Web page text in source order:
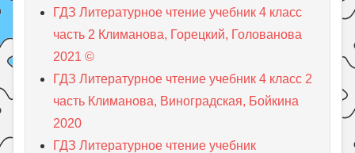
ГДЗ Литературное чтение учебник 4 класс
часть 2 Климанова, Горецкий, Голованова
2021 ©
ГДЗ Литературное чтение учебник 4 класс 2
часть Климанова, Виноградская, Бойкина
2020
ГДЗ Литературное чтение учебник